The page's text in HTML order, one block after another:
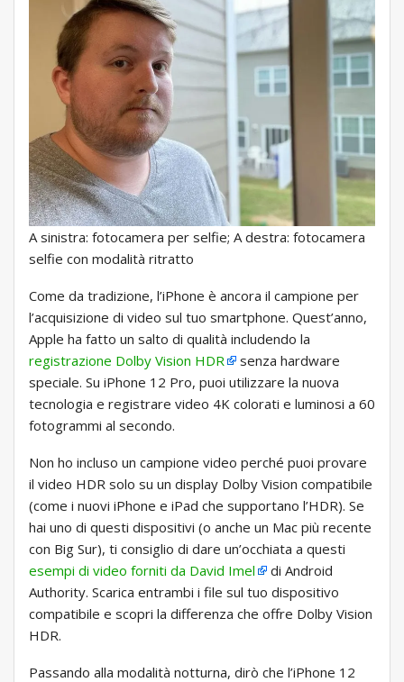
A sinistra: fotocamera per selfie; A destra: fotocamera
selfie con modalità ritratto
Come da tradizione, l’iPhone è ancora il campione per
l’acquisizione di video sul tuo smartphone. Quest’anno,
Apple ha fatto un salto di qualità includendo la
registrazione Dolby Vision HDR
senza hardware
speciale. Su iPhone 12 Pro, puoi utilizzare la nuova
tecnologia e registrare video 4K colorati e luminosi a 60
fotogrammi al secondo.
Non ho incluso un campione video perché puoi provare
il video HDR solo su un display Dolby Vision compatibile
(come i nuovi iPhone e iPad che supportano l’HDR). Se
hai uno di questi dispositivi (o anche un Mac più recente
con Big Sur), ti consiglio di dare un’occhiata a questi
esempi di video forniti da David Imel
di Android
Authority. Scarica entrambi i file sul tuo dispositivo
compatibile e scopri la differenza che offre Dolby Vision
HDR.
Passando alla modalità notturna, dirò che l’iPhone 12